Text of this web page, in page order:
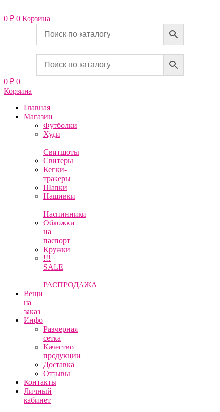
к
содержимому
0 ₽ 0 Корзина
0 ₽ 0
Корзина
Главная
Магазин
Футболки
Худи
|
Свитшоты
Свитеры
Кепки-
тракеры
Шапки
Нашивки
|
Наспинники
Обложки
на
паспорт
Кружки
!!!
SALE
|
РАСПРОДАЖА
Вещи
на
заказ
Инфо
Размерная
сетка
Качество
продукции
Доставка
Отзывы
Контакты
Личный
кабинет